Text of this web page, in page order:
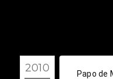
2010
Papo de